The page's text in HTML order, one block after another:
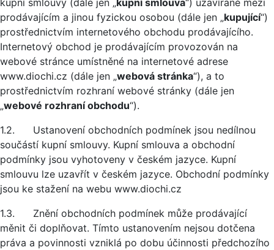
kupní smlouvy (dále jen „kupní smlouva“) uzavírané mezi
prodávajícím a jinou fyzickou osobou (dále jen „kupující“)
prostřednictvím internetového obchodu prodávajícího.
Internetový obchod je prodávajícím provozován na
webové stránce umístněné na internetové adrese
www.diochi.cz (dále jen „webová stránka“), a to
prostřednictvím rozhraní webové stránky (dále jen
„webové rozhraní obchodu“).
1.2. Ustanovení obchodních podmínek jsou nedílnou
součástí kupní smlouvy. Kupní smlouva a obchodní
podmínky jsou vyhotoveny v českém jazyce. Kupní
smlouvu lze uzavřít v českém jazyce. Obchodní podmínky
jsou ke stažení na webu www.diochi.cz
1.3. Znění obchodních podmínek může prodávající
měnit či doplňovat. Tímto ustanovením nejsou dotčena
práva a povinnosti vzniklá po dobu účinnosti předchozího